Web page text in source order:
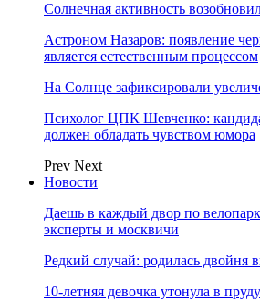
Солнечная активность
Астроном Назаров: появление
является естественным процессом
На Солнце зафиксировали
Психолог ЦПК Шевченко:
должен обладать чувством юмора
Prev Next
Новости
Даешь в каждый двор по
эксперты и москвичи
Редкий случай: родилась двойня
10-летняя девочка утонула в